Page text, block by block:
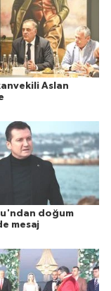
Aslan
doğum
mesaj